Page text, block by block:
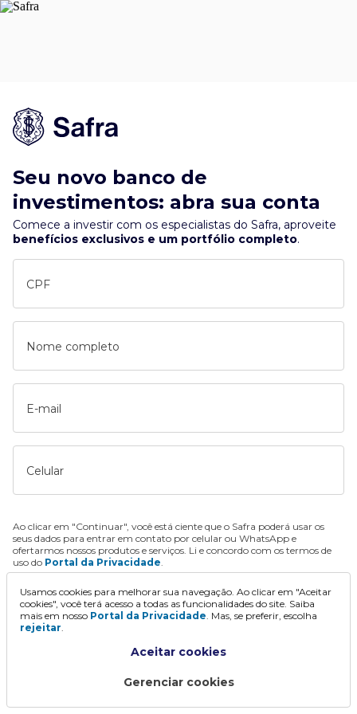
Seu novo banco de
investimentos: abra sua conta
Comece a investir com os especialistas do Safra, aproveite
benefícios exclusivos e um portfólio completo.
CPF
Nome completo
E-mail
Celular
Ao clicar em "Continuar", você está ciente que o Safra poderá usar os
seus dados para entrar em contato por celular ou WhatsApp e
ofertarmos nossos produtos e serviços. Li e concordo com os termos de
uso do Portal da Privacidade.
Continuar
Usamos cookies para melhorar sua navegação. Ao clicar em "Aceitar
cookies", você terá acesso a todas as funcionalidades do site. Saiba
mais em nosso Portal da Privacidade. Mas, se preferir, escolha
rejeitar.
Aceitar cookies
Gerenciar cookies